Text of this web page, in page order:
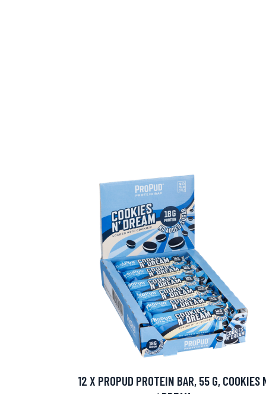
12 X PROPUD PROTEIN BAR, 55 G, COOKIES
Sponsoriltamme
IdealofMeD